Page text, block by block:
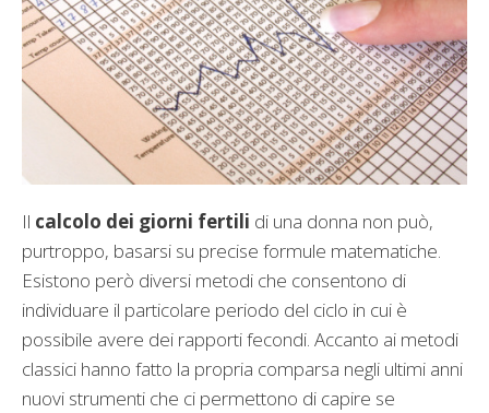
Il calcolo dei giorni fertili di una donna non può,
purtroppo, basarsi su precise formule matematiche.
Esistono però diversi metodi che consentono di
individuare il particolare periodo del ciclo in cui è
possibile avere dei rapporti fecondi. Accanto ai metodi
classici hanno fatto la propria comparsa negli ultimi anni
nuovi strumenti che ci permettono di capire se